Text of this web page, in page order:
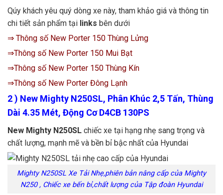
Qúy khách yêu quý dòng xe này, tham khảo giá và thông tin
chi tiết sản phẩm tại links bên dưới
⇒ Thông số New Porter 150 Thùng Lửng
⇒Thông số New Porter 150 Mui Bạt
⇒Thông số New Porter 150 Thùng Kín
⇒Thông số New Porter Đông Lạnh
2 ) New Mighty N250SL, Phân Khúc 2,5 Tấn, Thùng
Dài 4.35 Mét, Động Cơ D4CB 130PS
New Mighty N250SL chiếc xe tại hạng nhẹ sang trọng và
chất lượng, mạnh mẽ và bền bỉ bậc nhất của Hyundai
Mighty N250SL Xe Tải Nhẹ,phiên bản nâng cấp của Mighty
N250 , Chiếc xe bến bỉ,chất lượng của Tập đoàn Hyundai